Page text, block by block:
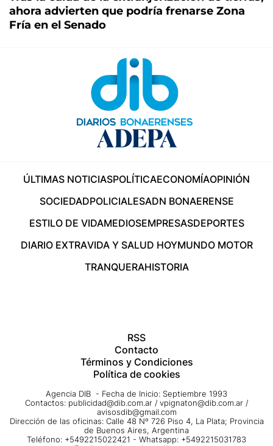
ahora advierten que podría frenarse Zona
Fría en el Senado
ÚLTIMAS NOTICIASPOLÍTICAECONOMÍAOPINIÓN
SOCIEDADPOLICIALESADN BONAERENSE
ESTILO DE VIDAMEDIOSEMPRESASDEPORTES
DIARIO EXTRAVIDA Y SALUD HOYMUNDO MOTOR
TRANQUERAHISTORIA
RSS
Contacto
Términos y Condiciones
Política de cookies
Agencia DIB - Fecha de Inicio: Septiembre 1993
Contactos: publicidad@dib.com.ar / vpignaton@dib.com.ar /
avisosdib@gmail.com
Dirección de las oficinas: Calle 48 Nº 726 Piso 4, La Plata; Provincia
de Buenos Aires, Argentina
Teléfono: +5492215022421 - Whatsapp: +5492215031783